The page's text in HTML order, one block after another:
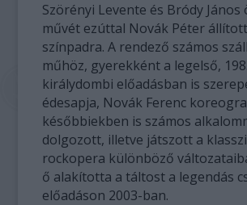
Szörényi Levente és Bródy János
művét ezúttal Novák Péter
színpadra. A rendező számos
műhöz, gyerekként a legelső,
királydombi előadásban is
édesapja, Novák Ferenc
későbbiekben is számos
dolgozott, illetve játszott a
rockopera különböző
ő alakította a táltost a legendás
előadáson 2003-ban.